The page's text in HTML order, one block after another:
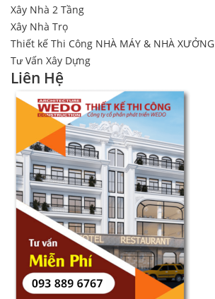
Xây Nhà 2 Tầng
Xây Nhà Trọ
Thiết kế Thi Công NHÀ MÁY & NHÀ XƯỞNG
Tư Vấn Xây Dựng
Liên Hệ